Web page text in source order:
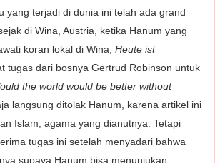
yang terjadi di dunia ini telah ada grand
di Wina, Austria, ketika Hanum yang
koran lokal di Wina, Heute ist
tugas dari bosnya Gertrud Robinson untuk
the world would be better without
langsung ditolak Hanum, karena artikel ini
Islam, agama yang dianutnya. Tetapi
tugas ini setelah menyadari bahwa
supaya Hanum bisa menunjukan